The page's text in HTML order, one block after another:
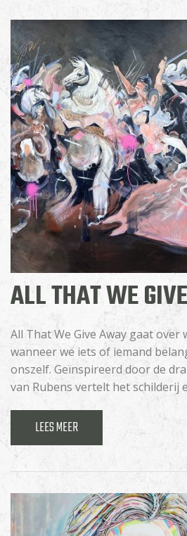
ALL THAT WE
All That We Give Away gaat over
wanneer we iets of iemand
onszelf. Geïnspireerd door de
van Rubens vertelt het schilderij
LEES MEER